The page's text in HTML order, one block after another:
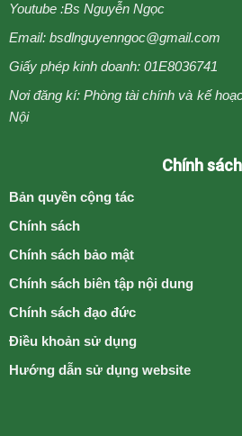
Youtube :Bs Nguyễn Ngọc
Email: bsdlnguyenngoc@gmail.com
Giấy phép kinh doanh: 01E8036741
Nơi đăng kí: Phòng tài chính và kế
Nội
Chính sách
Bản quyền cộng tác
Chính sách
Chính sách bảo mật
Chính sách biên tập nội dung
Chính sách đạo đức
Điều khoản sử dụng
Hướng dẫn sử dụng website